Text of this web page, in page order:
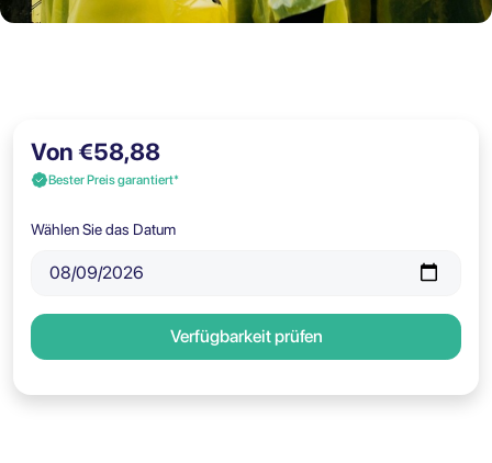
Von €58,88
Bester Preis garantiert*
Wählen Sie das Datum
Verfügbarkeit prüfen